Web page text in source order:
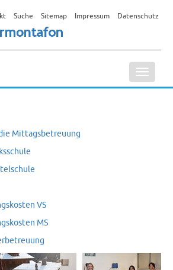
Suche Sitemap Impressum Datenschutz
ein-/
Mittagsbetreuung
VS
MS